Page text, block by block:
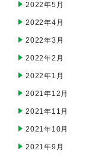
2022年5月
2022年4月
2022年3月
2022年2月
2022年1月
2021年12月
2021年11月
2021年10月
2021年9月